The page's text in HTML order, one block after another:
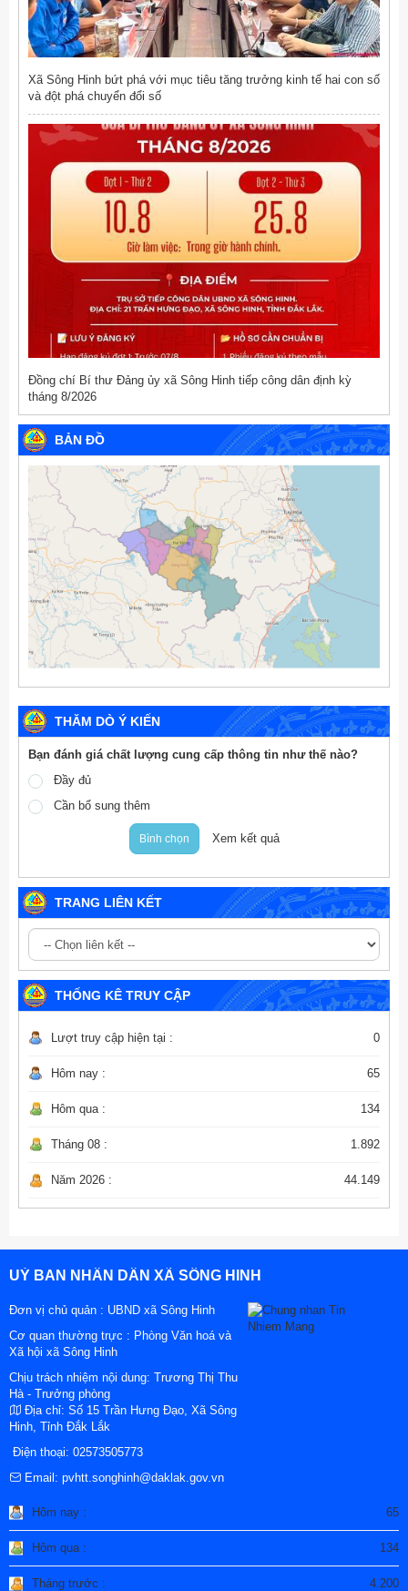
Xã Sông Hinh bứt phá với mục tiêu tăng trưởng kinh tế hai con số
và đột phá chuyển đổi số
Đồng chí Bí thư Đảng ủy xã Sông Hinh tiếp công dân định kỳ
tháng 8/2026
BẢN ĐỒ
THĂM DÒ Ý KIẾN
Bạn đánh giá chất lượng cung cấp thông tin như thế nào?
Đầy đủ
Cần bổ sung thêm
Bình chọn Xem kết quả
TRANG LIÊN KẾT
THỐNG KÊ TRUY CẬP
Lượt truy cập hiện tại : 0
Hôm nay : 65
Hôm qua : 134
Tháng 08 : 1.892
Năm 2026 : 44.149
UỶ BAN NHÂN DÂN XÃ SÔNG HINH
Đơn vị chủ quản : UBND xã Sông Hinh
Cơ quan thường trực : Phòng Văn hoá và
Xã hội xã Sông Hinh
Chịu trách nhiệm nội dung: Trương Thị Thu
Hà - Trưởng phòng
Địa chỉ: Số 15 Trần Hưng Đạo, Xã Sông
Hinh, Tỉnh Đắk Lắk
Điện thoại: 02573505773
Email: pvhtt.songhinh@daklak.gov.vn
Hôm nay : 65
Hôm qua : 134
Tháng trước : 4.200